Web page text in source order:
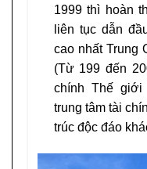
1999 thì hoàn
liên tục dẫn
cao nhất Trung
(Từ 199 đến
chính Thế
trung tâm tài
trúc độc đáo